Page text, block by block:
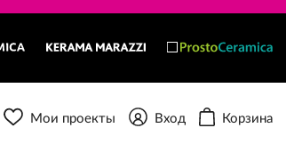
Мои проекты Вход Корзина